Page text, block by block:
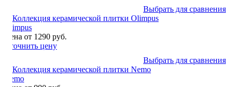
Выбрать для сравнения
Olimpus
Цена от 1290 руб.
Уточнить цену
Выбрать для сравнения
Nemo